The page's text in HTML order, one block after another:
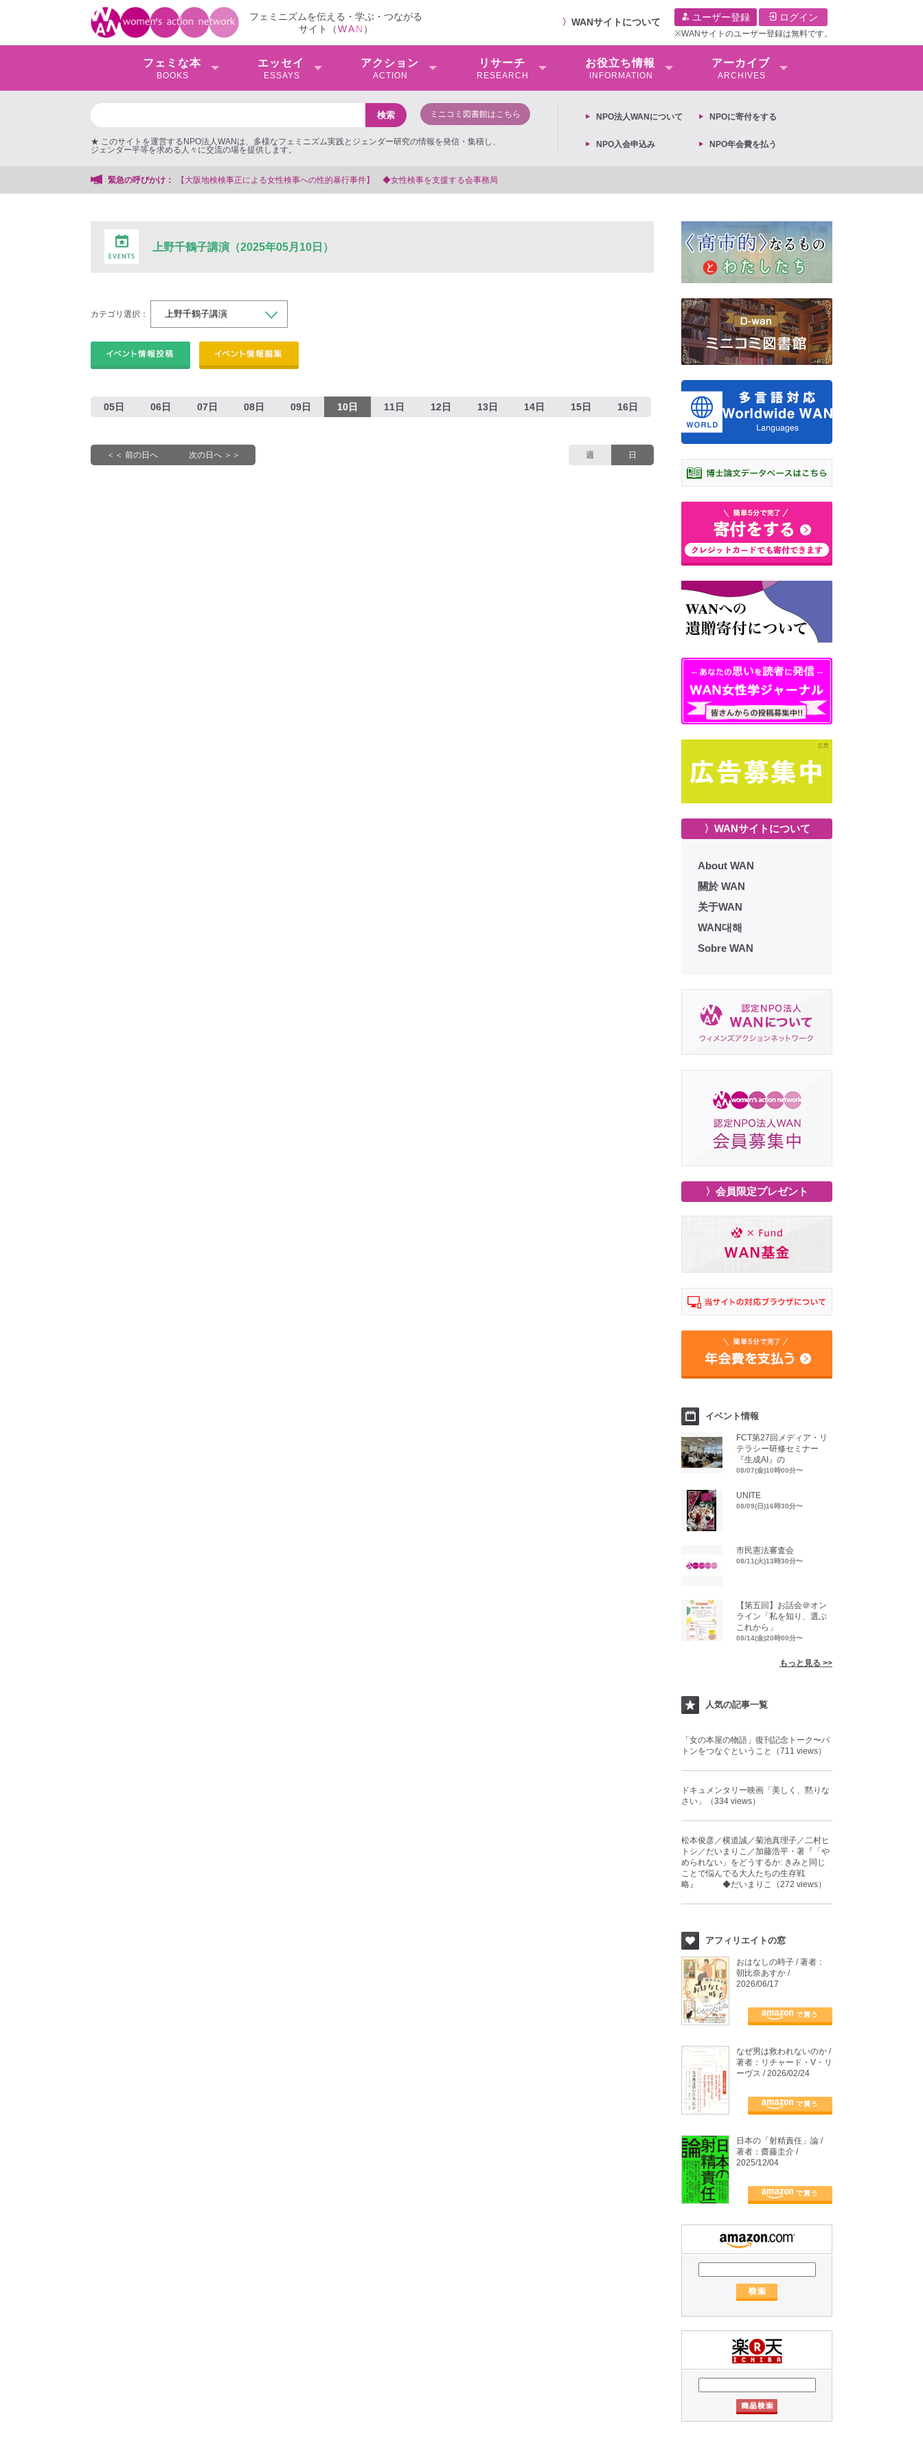
フェミニズムを伝える・学ぶ・つながる
サイト（WAN ）
〉 WANサイトについて ユーザー登録 ログイン
※WANサイトのユーザー登録は無料です。
フェミな本
BOOKS
エッセイ
ESSAYS
アクション
ACTION
リサーチ
RESEARCH
お役⽴ち情報
INFORMATION
アーカイブ
ARCHIVES
ミニコミ図書館はこちら
★ このサイトを運営するNPO法人WANは、多様なフェミニズム実践とジェンダー研究の情報を発信・集積し、
ジェンダー平等を求める人々に交流の場を提供します。
NPO法⼈WANについて NPOに寄付をする
NPO入会申込み NPO年会費を払う
緊急の呼びかけ：
阪地検検事正による女性検事への性的暴行事件】 ◆女性検事を支援する会事務局
上野千鶴子講演（2025年05月10日）
カテゴリ選択：
05日 06日 07日 08日 09日 10日 11日 12日 13日 14日 15日 16日
＜＜ 前の日へ 次の日へ ＞＞ 週 日
〉WANサイトについて
About WAN
關於 WAN
关于WAN
WAN대해
Sobre WAN
〉会員限定プレゼント
イベント情報
FCT第27回メディア・リ
テラシー研修セミナー
『生成AI』の
08/07(金)10時00分〜
UNITE
08/09(日)16時30分〜
市民憲法審査会
08/11(火)13時30分〜
【第五回】お話会＠オン
ライン「私を知り、選ぶ
これから」
08/14(金)20時00分〜
もっと見る >>
人気の記事一覧
「女の本屋の物語」復刊記念トーク〜バ
トンをつなぐということ（711 views）
ドキュメンタリー映画「美しく、黙りな
さい」（334 views）
松本俊彦／横道誠／菊池真理子／二村ヒ
トシ／だいまりこ／加藤浩平・著『「や
められない」をどうするか: きみと同じ
ことで悩んでる大人たちの生存戦
略』 ◆だいまりこ（272 views）
アフィリエイトの窓
おはなしの時子 / 著者：
朝比奈あすか /
2026/06/17
なぜ男は救われないのか /
著者：リチャード・V・リ
ーヴス / 2026/02/24
日本の「射精責任」論 /
著者：齋藤圭介 /
2025/12/04